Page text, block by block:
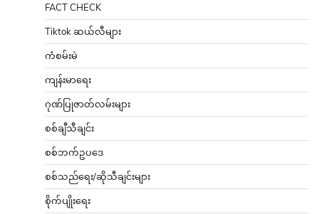
FACT CHECK
Tiktok ဆယ်လီများ
ကံစမ်းမဲ
ကျန်းမာရေး
ဂုဏ်ပြုဇာတ်လမ်းများ
စစ်ချီသီချင်း
စစ်ဘက်ဥပဒေ
စစ်သည်ရေး/ဆိုသီချင်းများ
စိုက်ပျိုးရေး